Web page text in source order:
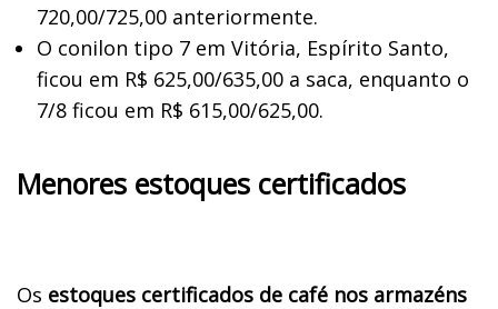
720,00/725,00 anteriormente.
O conilon tipo 7 em Vitória, Espírito Santo,
ficou em R$ 625,00/635,00 a saca, enquanto o
7/8 ficou em R$ 615,00/625,00.
Menores estoques certificados
Os estoques certificados de café nos armazéns